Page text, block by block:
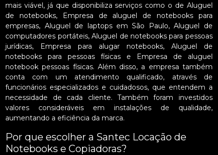
mais viável, já que disponibiliza serviços como o de Aluguel
de notebooks, Empresa de aluguel de notebooks para
empresas, Aluguel de laptops em São Paulo, Aluguel de
computadores portáteis, Aluguel de notebooks para pessoas
jurídicas, Empresa para alugar notebooks, Aluguel de
notebooks para pessoas físicas e Empresa de aluguel
notebook pessoas físicas. Além disso, a empresa também
conta com um atendimento qualificado, através de
funcionários especializados e cuidadosos, que entendem a
necessidade de cada cliente. Também foram investidos
valores consideráveis em instalações de qualidade,
aumentando a eficiência da marca.
Por que escolher a Santec Locação de
Notebooks e Copiadoras?